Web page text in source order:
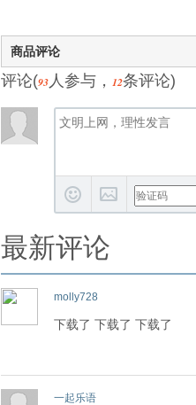
商品评论
评论(93人参与， 12条评论)
最新评论
molly728
下载了 下载了 下载了
一起乐语